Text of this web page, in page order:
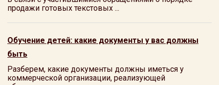
продажи готовых текстовых ...
Обучение детей: какие документы у вас должны
быть
Разберем, какие документы должны иметься у
коммерческой организации, реализующей